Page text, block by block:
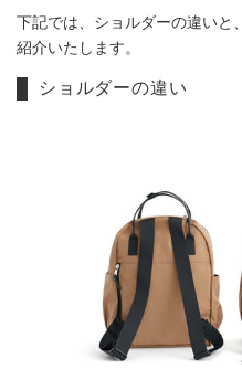
下記では、ショルダーの違いと
紹介いたします。
ショルダーの違い